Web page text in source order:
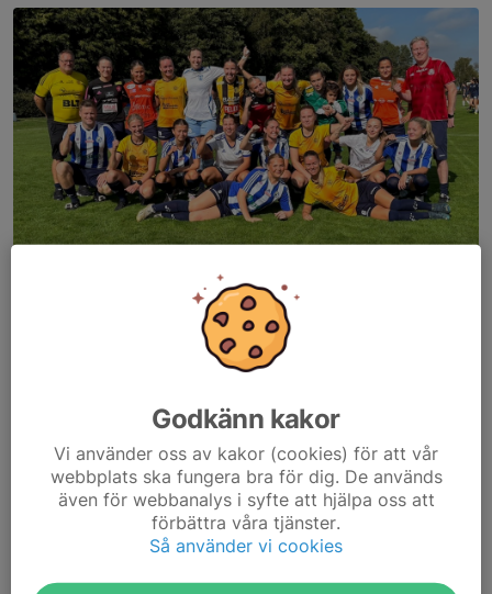
Nu på lördag (20/9) kl 14:00 möter vårt damlag IFK Kalmar
hemma på Hästö IP i Karlskrona.
Våra spelare kommer att värma upp och gå in med sin
Läs mer
Grattis Henke!
Godkänn kakor
Vi använder oss av kakor (cookies) för att vår
webbplats ska fungera bra för dig. De används
även för webbanalys i syfte att hjälpa oss att
förbättra våra tjänster.
Så använder vi cookies